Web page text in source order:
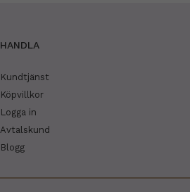
HANDLA
Kundtjänst
Köpvillkor
Logga in
Avtalskund
Blogg